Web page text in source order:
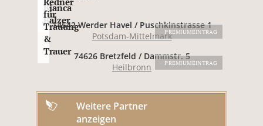
PREMIUMEINTRAG
Bianca
Balzer
14542 Werder Havel / Puschkinstrasse 1
Potsdam-Mittelmark
PREMIUMEINTRAG
für
Trauung
&
Trauer 74626 Bretzfeld / Dammstr. 5
Heilbronn
Weitere Partner
anzeigen